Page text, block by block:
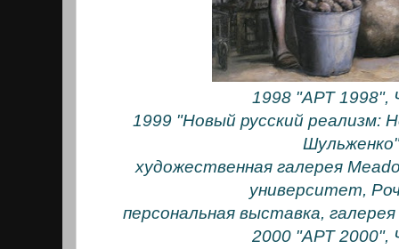
1998 "АРТ 1998",
1999 "Новый русский реализм:
художественная галерея
университет,
персональная выставка,
2000 "АРТ 2000",